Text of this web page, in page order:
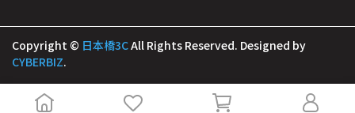
Copyright © 日本橋3CAll Rights Reserved. Designed by
CYBERBIZ.